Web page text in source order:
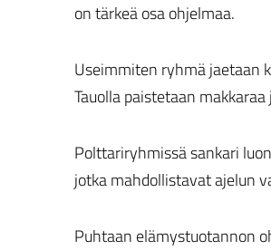
on tärkeä osa ohjelmaa.
Useimmiten ryhmä jaetaan
Tauolla paistetaan
Polttariryhmissä sankari
jotka mahdollistavat ajelun
Puhtaan elämystuotannon